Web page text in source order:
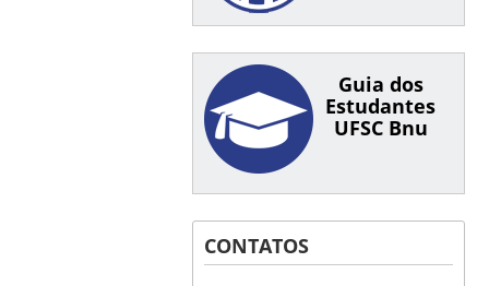
Guia dos
Estudantes
UFSC Bnu
CONTATOS